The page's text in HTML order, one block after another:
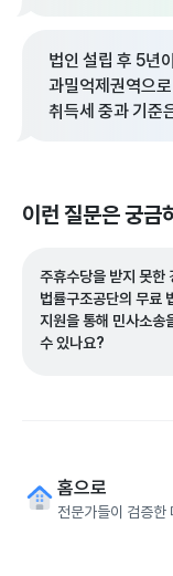
법인 설립 후 5년
과밀억제권역으
취득세 중과 기준
이런 질문은 궁금
주휴수당을 받지 못한
법률구조공단의 무료
지원을 통해 민사소송
수 있나요?
홈으로
전문가들이 검증한